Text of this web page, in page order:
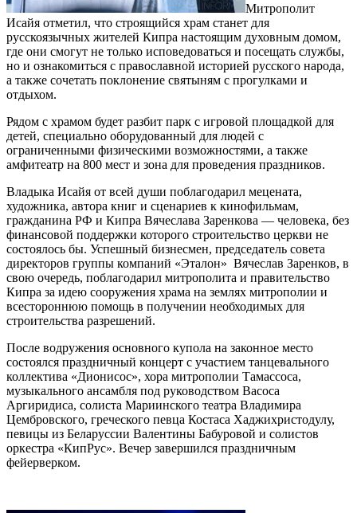
Митрополит
Исайя отметил, что строящийся храм станет для
русскоязычных жителей Кипра настоящим духовным домом,
где они смогут не только исповедоваться и посещать службы,
но и ознакомиться с православной историей русского народа,
а также сочетать поклонение святыням с прогулками и
отдыхом.
Рядом с храмом будет разбит парк с игровой площадкой для
детей, специально оборудованный для людей с
ограниченными физическими возможностями, а также
амфитеатр на 800 мест и зона для проведения праздников.
Владыка Исайя от всей души поблагодарил мецената,
художника, автора книг и сценариев к кинофильмам,
гражданина РФ и Кипра Вячеслава Заренкова — человека, без
финансовой поддержки которого строительство церкви не
состоялось бы. Успешный бизнесмен, председатель совета
директоров группы компаний «Эталон» Вячеслав Заренков, в
свою очередь, поблагодарил митрополита и правительство
Кипра за идею сооружения храма на землях митрополии и
всестороннюю помощь в получении необходимых для
строительства разрешений.
После водружения основного купола на законное место
состоялся праздничный концерт с участием танцевального
коллектива «Дионисос», хора митрополии Тамассоса,
музыкального ансамбля под руководством Васоса
Аргиридиса, солиста Мариинского театра Владимира
Цембровского, греческого певца Костаса Хаджихристодулу,
певицы из Беларуссии Валентины Бабуровой и солистов
оркестра «КипРус». Вечер завершился праздничным
фейерверком.